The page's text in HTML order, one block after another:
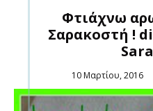
Φτιάχνω
Σαρακοστή !
Posted
10 Μαρτίου, 2016